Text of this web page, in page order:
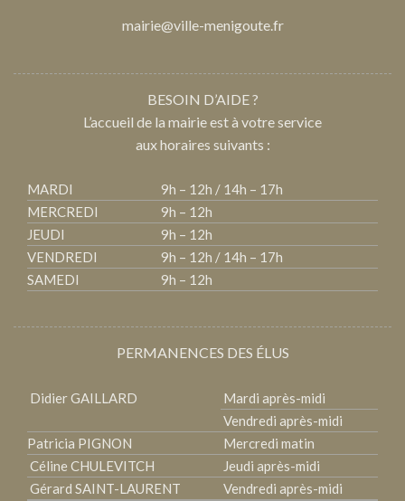
mairie@ville-menigoute.fr
BESOIN D’AIDE ?
L’accueil de la mairie est à votre service
aux horaires suivants :
MARDI
9h – 12h / 14h – 17h
MERCREDI
9h – 12h
JEUDI
9h – 12h
VENDREDI
9h – 12h / 14h – 17h
SAMEDI
9h – 12h
PERMANENCES DES ÉLUS
Didier GAILLARD
Mardi après-midi
Vendredi après-midi
Patricia PIGNON
Mercredi matin
Céline CHULEVITCH
Jeudi après-midi
Gérard SAINT-LAURENT
Vendredi après-midi